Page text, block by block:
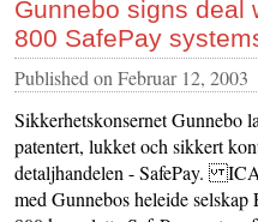
Gunnebo signs deal
800 SafePay
Published on Februar 12, 2003
Sikkerhetskonsernet Gunnebo
patentert, lukket och sikkert
detaljhandelen - SafePay.
med Gunnebos heleide